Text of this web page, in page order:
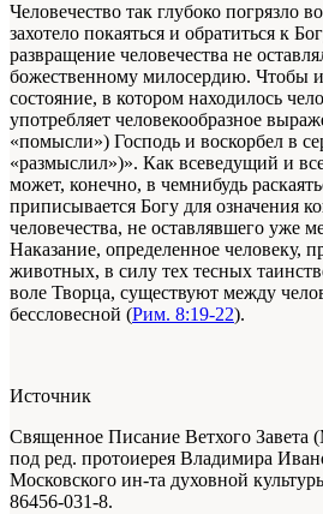
Человечество так глубоко погрязло
захотело покаяться и обратиться к
развращение человечества не
божественному милосердию. Чтобы
состояние, в котором находилось
употребляет человекообразное
«помысли») Господь и воскорбел в
«размыслил»)». Как всеведущий и
может, конечно, в чемнибудь
приписывается Богу для означения
человечества, не оставлявшего уже
Наказание, определенное человеку,
животных, в силу тех тесных
воле Творца, существуют между
бессловесной (Рим. 8:19-22).
Источник
Священное Писание Ветхого
под ред. протоиерея Владимира
Московского ин-та духовной
86456-031-8.